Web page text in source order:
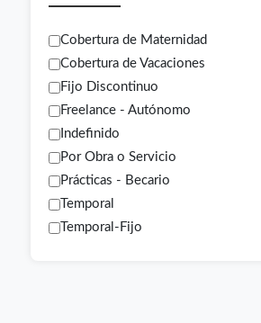
Cobertura de Maternidad
Cobertura de Vacaciones
Fijo Discontinuo
Freelance - Autónomo
Indefinido
Por Obra o Servicio
Prácticas - Becario
Temporal
Temporal-Fijo